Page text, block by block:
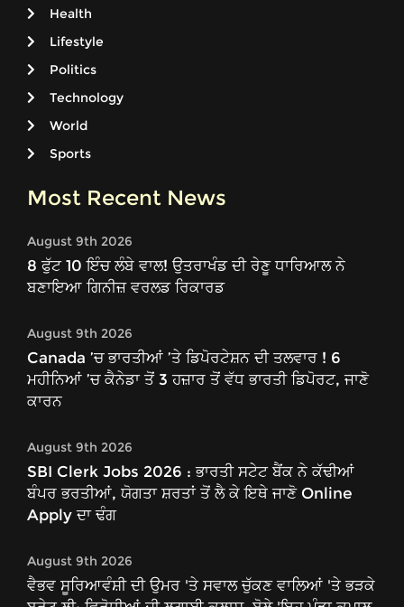
Health
Lifestyle
Politics
Technology
World
Sports
Most Recent News
August 9th 2026
8 ਫੁੱਟ 10 ਇੰਚ ਲੰਬੇ ਵਾਲ! ਉਤਰਾਖੰਡ ਦੀ ਰੇਣੂ ਧਾਰਿਆਲ ਨੇ
ਬਣਾਇਆ ਗਿਨੀਜ਼ ਵਰਲਡ ਰਿਕਾਰਡ
August 9th 2026
Canada ’ਚ ਭਾਰਤੀਆਂ ’ਤੇ ਡਿਪੋਰਟੇਸ਼ਨ ਦੀ ਤਲਵਾਰ ! 6
ਮਹੀਨਿਆਂ ’ਚ ਕੈਨੇਡਾ ਤੋਂ 3 ਹਜ਼ਾਰ ਤੋਂ ਵੱਧ ਭਾਰਤੀ ਡਿਪੋਰਟ, ਜਾਣੋ
ਕਾਰਨ
August 9th 2026
SBI Clerk Jobs 2026 : ਭਾਰਤੀ ਸਟੇਟ ਬੈਂਕ ਨੇ ਕੱਢੀਆਂ
ਬੰਪਰ ਭਰਤੀਆਂ, ਯੋਗਤਾ ਸ਼ਰਤਾਂ ਤੋਂ ਲੈ ਕੇ ਇਥੇ ਜਾਣੋ Online
Apply ਦਾ ਢੰਗ
August 9th 2026
ਵੈਭਵ ਸੂਰਿਆਵੰਸ਼ੀ ਦੀ ਉਮਰ 'ਤੇ ਸਵਾਲ ਚੁੱਕਣ ਵਾਲਿਆਂ 'ਤੇ ਭੜਕੇ